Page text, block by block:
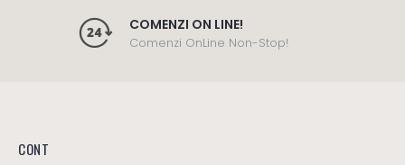
COMENZI ON LINE!
Comenzi OnLine Non-Stop!
CONT